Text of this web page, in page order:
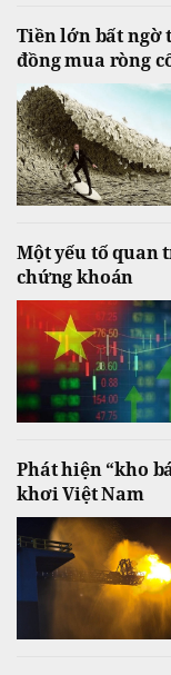
Tiền lớn bất ngờ
đồng mua ròng
Một yếu tố
chứng khoán
Phát hiện “kho
khơi Việt Nam